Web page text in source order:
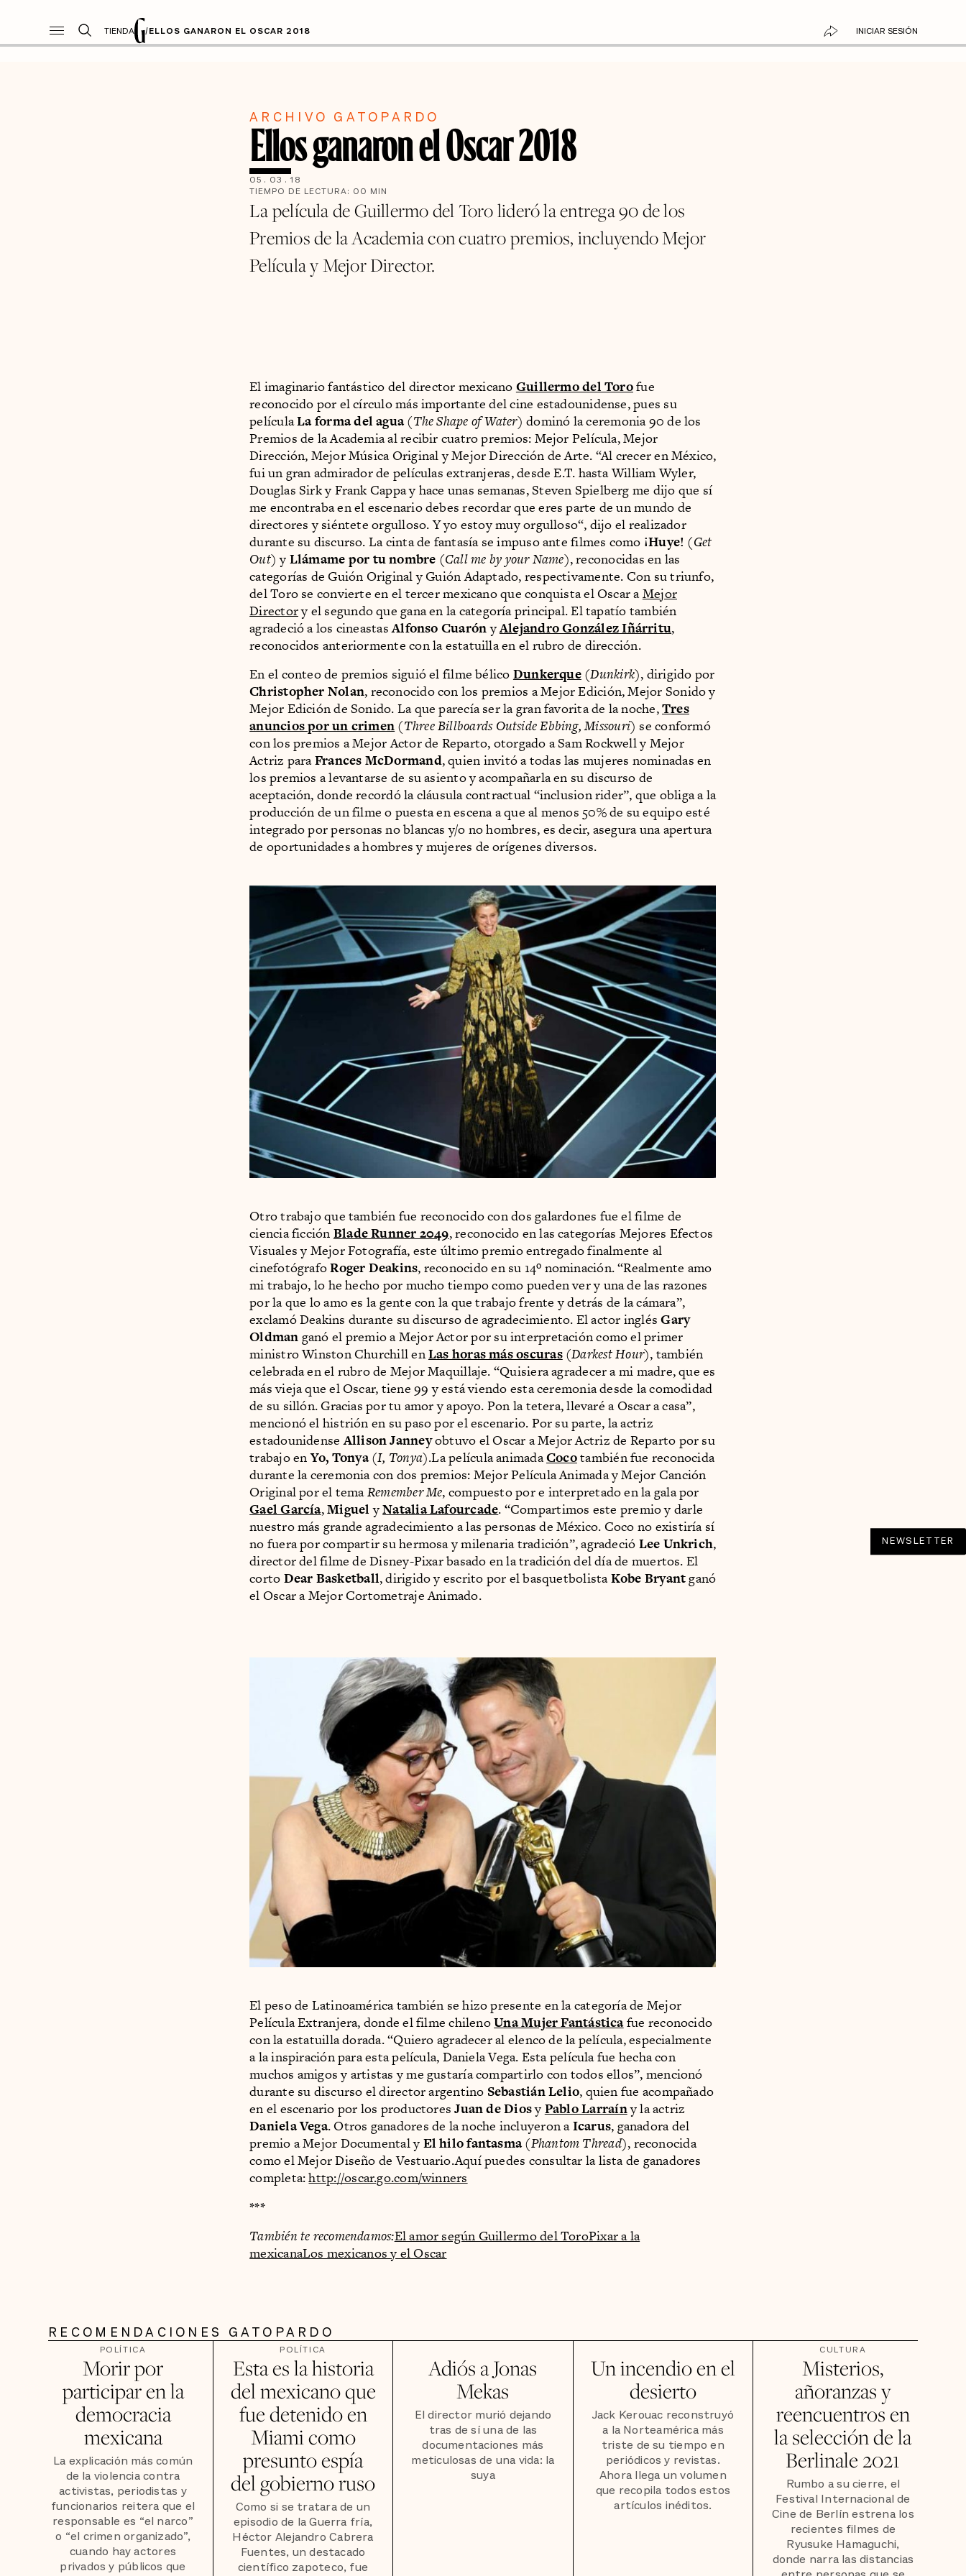
TIENDA /ELLOS GANARON EL OSCAR 2018 INICIAR SESIÓN
ARCHIVO GATOPARDO
Ellos ganaron el Oscar 2018
05 . 03 . 18
TIEMPO DE LECTURA: 00 MIN
La película de Guillermo del Toro lideró la entrega 90 de los
Premios de la Academia con cuatro premios, incluyendo Mejor
Película y Mejor Director.
El imaginario fantástico del director mexicano Guillermo del Torofue
reconocido por el círculo más importante del cine estadounidense, pues su
películaLa forma del agua(The Shape of Water) dominó la ceremonia 90 de los
Premios de la Academia al recibir cuatro premios: Mejor Película, Mejor
Dirección, Mejor Música Original y Mejor Dirección de Arte. “Al crecer en México,
fui un gran admirador de películas extranjeras, desde E.T. hasta William Wyler,
Douglas Sirk y Frank Cappa y hace unas semanas, Steven Spielberg me dijo que sí
me encontraba en el escenario debes recordar que eres parte de un mundo de
directores y siéntete orgulloso. Y yo estoy muy orgulloso“, dijo el realizador
durante su discurso. La cinta de fantasía se impuso ante filmes como ¡Huye! (Get
Out) y Llámame por tu nombre (Call me by your Name), reconocidas en las
categorías de Guión Original y Guión Adaptado, respectivamente. Con su triunfo,
del Toro se convierte en el tercer mexicano que conquista el Oscar aMejor
Directory el segundo que gana en la categoría principal. El tapatío también
agradeció a los cineastasAlfonso CuarónyAlejandro González Iñárritu,
reconocidos anteriormente con la estatuilla en el rubro de dirección.
En el conteo de premios siguió el filme bélico Dunkerque(Dunkirk), dirigido por
Christopher Nolan, reconocido con los premios a Mejor Edición, Mejor Sonido y
Mejor Edición de Sonido. La que parecía ser la gran favorita de la noche,Tres
anuncios por un crimen (Three Billboards Outside Ebbing, Missouri) se conformó
con los premios a Mejor Actor de Reparto, otorgado a Sam Rockwell y Mejor
Actriz paraFrances McDormand, quien invitó a todas las mujeres nominadas en
los premios a levantarse de su asiento y acompañarla en su discurso de
aceptación, donde recordó la cláusula contractual “inclusion rider”, que obliga a la
producción de un filme o puesta en escena a que al menos 50% de su equipo esté
integrado por personas no blancas y/o no hombres, es decir, asegura una apertura
de oportunidades a hombres y mujeres de orígenes diversos.
Otro trabajo que también fue reconocido con dos galardones fue el filme de
ciencia ficción Blade Runner 2049, reconocido en las categorías Mejores Efectos
Visuales y Mejor Fotografía, este último premio entregado finalmente al
cinefotógrafoRoger Deakins, reconocido en su 14º nominación. “Realmente amo
mi trabajo, lo he hecho por mucho tiempo como pueden ver y una de las razones
por la que lo amo es la gente con la que trabajo frente y detrás de la cámara”,
exclamó Deakins durante su discurso de agradecimiento. El actor inglésGary
Oldman ganó el premio a Mejor Actor por su interpretación como el primer
ministro Winston Churchill enLas horas más oscuras(Darkest Hour), también
celebrada en el rubro de Mejor Maquillaje. “Quisiera agradecer a mi madre, que es
más vieja que el Oscar, tiene 99 y está viendo esta ceremonia desde la comodidad
de su sillón. Gracias por tu amor y apoyo. Pon la tetera, llevaré a Oscar a casa”,
mencionó el histrión en su paso por el escenario. Por su parte, la actriz
estadounidenseAllison Janneyobtuvo el Oscar a Mejor Actriz de Reparto por su
trabajo enYo, Tonya(I, Tonya).La película animadaCocotambién fue reconocida
durante la ceremonia con dos premios: Mejor Película Animada y Mejor Canción
Original por el temaRemember Me, compuesto por e interpretado en la gala por
Gael García,Miguel yNatalia Lafourcade. “Compartimos este premio y darle
nuestro más grande agradecimiento a las personas de México. Coco no existiría sí
no fuera por compartir su hermosa y milenaria tradición”, agradeció Lee Unkrich,
director del filme de Disney-Pixar basado en la tradición del día de muertos. El
corto Dear Basketball, dirigido y escrito por el basquetbolistaKobe Bryantganó
el Oscar a Mejor Cortometraje Animado.
El peso de Latinoamérica también se hizo presente en la categoría de Mejor
Película Extranjera, donde el filme chilenoUna Mujer Fantásticafue reconocido
con la estatuilla dorada. “Quiero agradecer al elenco de la película, especialmente
a la inspiración para esta película, Daniela Vega. Esta película fue hecha con
muchos amigos y artistas y me gustaría compartirlo con todos ellos”, mencionó
durante su discurso el director argentino Sebastián Lelio, quien fue acompañado
en el escenario por los productoresJuan de Diosy Pablo Larraíny la actriz
Daniela Vega. Otros ganadores de la noche incluyeron aIcarus, ganadora del
premio a Mejor Documental y El hilo fantasma(Phantom Thread), reconocida
como el Mejor Diseño de Vestuario.Aquí puedes consultar la lista de ganadores
completa:http://oscar.go.com/winners
***
También te recomendamos:El amor según Guillermo del ToroPixar a la
mexicanaLos mexicanos y el Oscar
NEWSLETTER
RECOMENDACIONES GATOPARDO
POLÍTICA
Morir por
participar en la
democracia
mexicana
La explicación más común
de la violencia contra
activistas, periodistas y
funcionarios reitera que el
responsable es “el narco”
o “el crimen organizado”,
cuando hay actores
privados y públicos que
POLÍTICA
Esta es la historia
del mexicano que
fue detenido en
Miami como
presunto espía
del gobierno ruso
Como si se tratara de un
episodio de la Guerra fría,
Héctor Alejandro Cabrera
Fuentes, un destacado
científico zapoteco, fue
Adiós a Jonas
Mekas
El director murió dejando
tras de sí una de las
documentaciones más
meticulosas de una vida: la
suya
Un incendio en el
desierto
Jack Kerouac reconstruyó
a la Norteamérica más
triste de su tiempo en
periódicos y revistas.
Ahora llega un volumen
que recopila todos estos
artículos inéditos.
CULTURA
Misterios,
añoranzas y
reencuentros en
la selección de la
Berlinale 2021
Rumbo a su cierre, el
Festival Internacional de
Cine de Berlín estrena los
recientes filmes de
Ryusuke Hamaguchi,
donde narra las distancias